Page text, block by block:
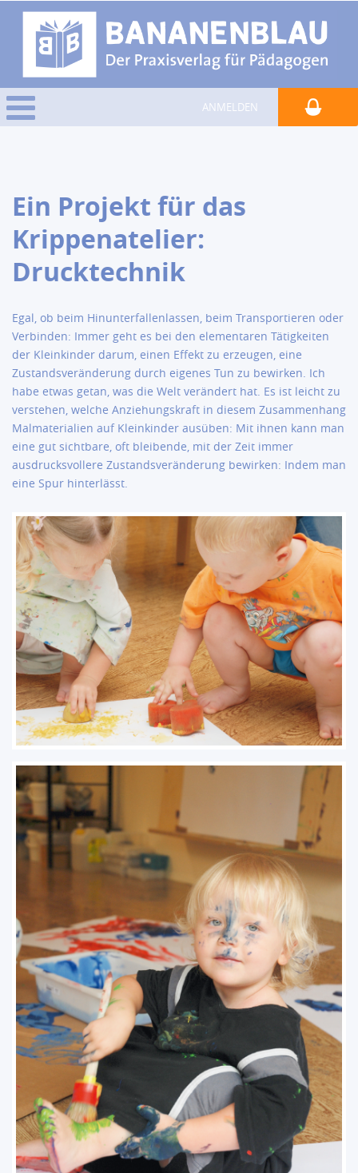
ANMELDEN
Ein Projekt für das
Krippenatelier:
Drucktechnik
Egal, ob beim Hinunterfallenlassen, beim Transportieren oder
Verbinden: Immer geht es bei den elementaren Tätigkeiten
der Kleinkinder darum, einen Effekt zu erzeugen, eine
Zustandsveränderung durch eigenes Tun zu bewirken. Ich
habe etwas getan, was die Welt verändert hat. Es ist leicht zu
verstehen, welche Anziehungskraft in diesem Zusammenhang
Malmaterialien auf Kleinkinder ausüben: Mit ihnen kann man
eine gut sichtbare, oft bleibende, mit der Zeit immer
ausdrucksvollere Zustandsveränderung bewirken: Indem man
eine Spur hinterlässt.